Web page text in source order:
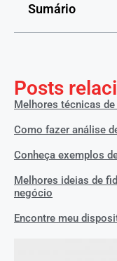
Sumário
Posts
Melhores técnicas
Como fazer análise
Conheça exemplos
Melhores ideias de
negócio
Encontre meu